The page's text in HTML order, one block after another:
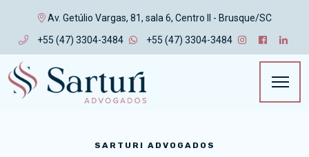
Av. Getúlio Vargas, 81, sala 6, Centro II - Brusque/SC
+55 (47) 3304-3484
+55 (47) 3304-3484
SARTURI ADVOGADOS